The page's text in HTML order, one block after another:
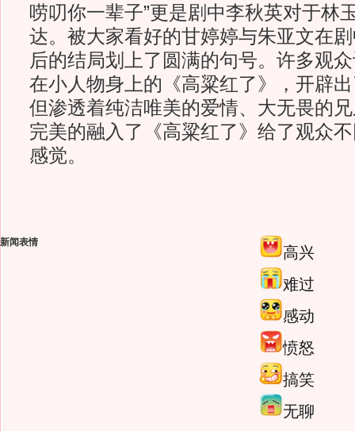
唠叨你一辈子”更是剧中李秋英对于林
达。被大家看好的甘婷婷与朱亚文在
后的结局划上了圆满的句号。许多观
在小人物身上的《高粱红了》，开辟
但渗透着纯洁唯美的爱情、大无畏的
完美的融入了《高粱红了》给了观众
感觉。
新闻表情
高兴
难过
感动
愤怒
搞笑
无聊